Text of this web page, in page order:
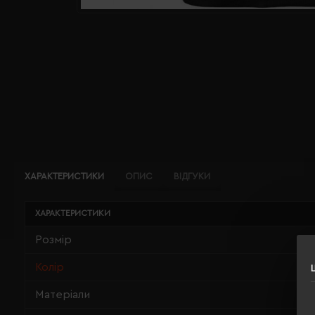
ХАРАКТЕРИСТИКИ ОПИС ВІДГУКИ
ХАРАКТЕРИСТИКИ
Розмір
Колір
Матеріали